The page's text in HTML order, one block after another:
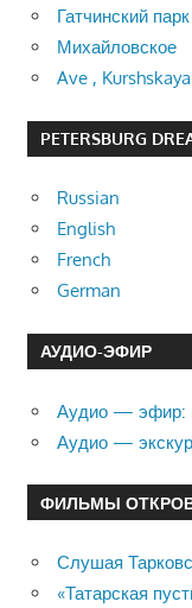
Гатчинский парк
Михайловское
Ave ,
PETERSBURG
Russian
English
French
German
АУДИО-ЭФИР
Аудио — эфир:
Аудио —
ФИЛЬМЫ
Слушая
«Татарская